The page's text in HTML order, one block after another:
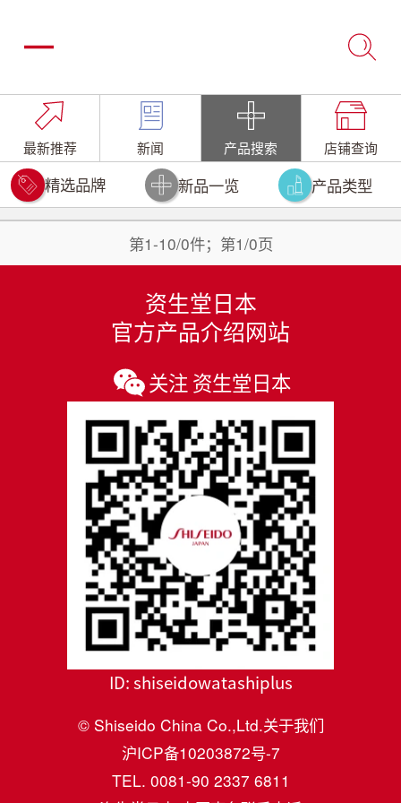
最新推荐 新闻 产品搜索 店铺查询
精选品牌 新品一览 产品类型
第1-10/0件；第1/0页
资生堂日本
官方产品介绍网站
关注 资生堂日本
ID:shiseidowatashiplus
© Shiseido China Co.,Ltd.关于我们
沪ICP备10203872号-7
TEL. 0081-90 2337 6811